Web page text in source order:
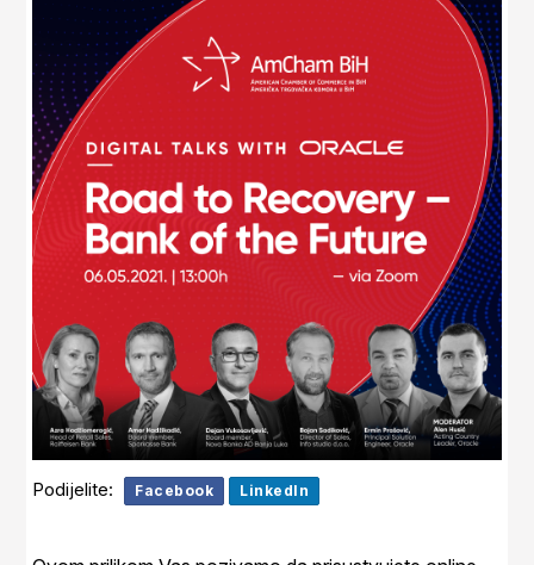
Podijelite: Facebook LinkedIn